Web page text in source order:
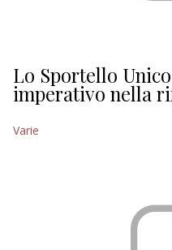
Lo Sportello
imperativo nella
Varie